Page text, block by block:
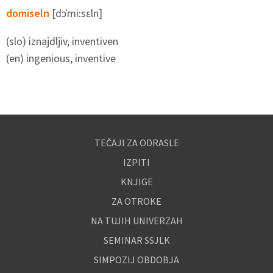
domiseln [dɔˈmiːsɛln]
(slo) iznajdljiv, inventiven
(en) ingenious, inventive
TEČAJI ZA ODRASLE
IZPITI
KNJIGE
ZA OTROKE
NA TUJIH UNIVERZAH
SEMINAR SSJLK
SIMPOZIJ OBDOBJA